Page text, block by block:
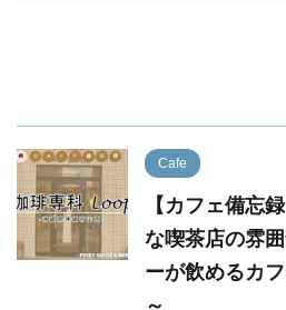
Cafe
【カフェ備忘
な喫茶店の雰
ーが飲めるカ
～